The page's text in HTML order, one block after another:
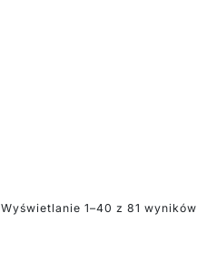
Wyświetlanie 1–40 z 81 wyników